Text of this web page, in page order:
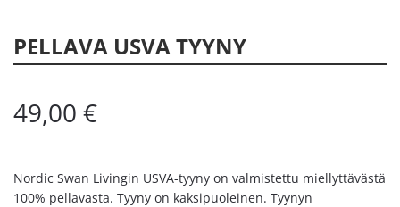
PELLAVA USVA TYYNY
49,00 €
Nordic Swan Livingin USVA-tyyny on valmistettu miellyttävästä
100% pellavasta. Tyyny on kaksipuoleinen. Tyynyn